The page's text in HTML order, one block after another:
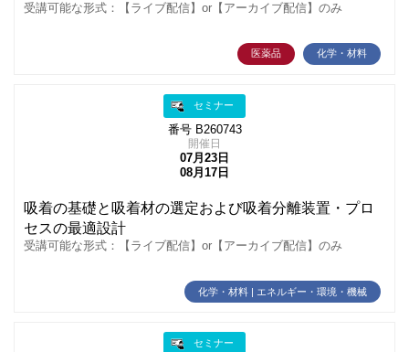
受講可能な形式：【ライブ配信】or【アーカイブ配信】のみ
医薬品 化学・材料
セミナー
番号 B260743
開催日
07月23日
08月17日
吸着の基礎と吸着材の選定および吸着分離装置・プロ
セスの最適設計
受講可能な形式：【ライブ配信】or【アーカイブ配信】のみ
化学・材料 | エネルギー・環境・機械
セミナー